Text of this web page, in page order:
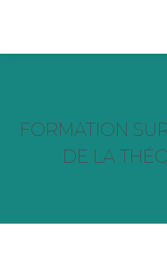
FORMATION
DE LA